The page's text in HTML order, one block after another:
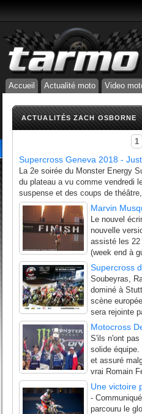
Accueil Actualité moto Video
ACTUALITÉS ZACH OSBORNE
1
Supercross Geneva 2018 -
La 2e soirée du Monster Energy
du plateau a vu comme vendredi
suspense et des coups de
Marvin
Le nouvel
nouvelle
assisté les 22
(week end à
Supercross
Soubeyras,
dominé à
scène
sera rejointe
Motocross
S'ils n'ont pas
solide équipe.
et assuré
vrai Romain
Une victoire
-
parcouru le